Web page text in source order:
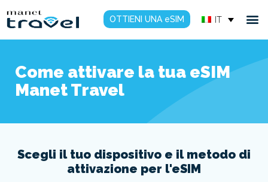
OTTIENI UNA eSIM IT
Come attivare la tua eSIM
Manet Travel
Scegli il tuo dispositivo e il metodo di
attivazione per l'eSIM